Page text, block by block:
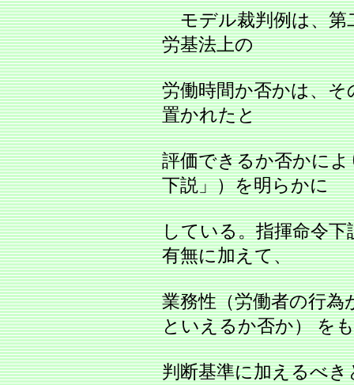
モデル裁判例は、第
労基法上の
労働時間か否かは、
置かれたと
評価できるか否かに
下説」）を明らかに
している。指揮命令
有無に加えて、
業務性（労働者の行
といえるか否か） をも
判断基準に加えるべ